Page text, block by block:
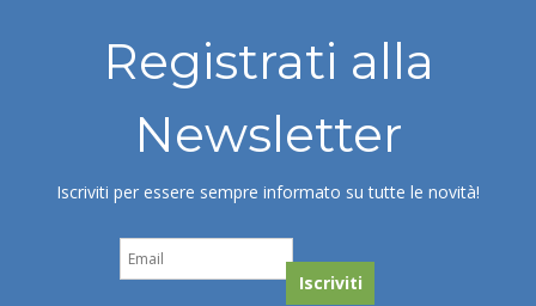
Registrati alla
Newsletter
Iscriviti per essere sempre informato su tutte le novità!